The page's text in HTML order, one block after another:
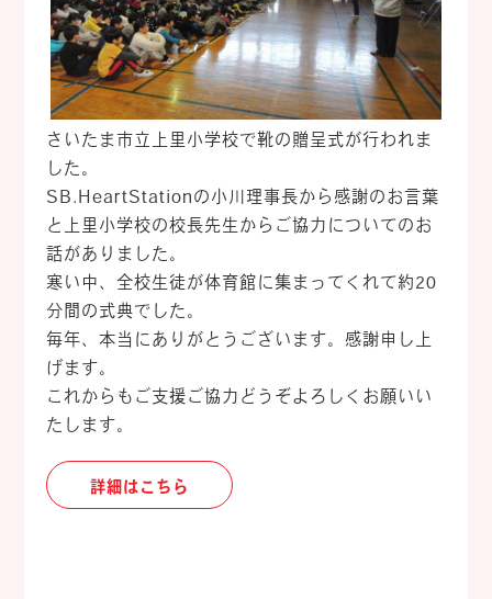
さいたま市立上里小学校で靴の贈呈式が行われま
した。
SB.HeartStationの小川理事長から感謝のお言葉
と上里小学校の校長先生からご協力についてのお
話がありました。
寒い中、全校生徒が体育館に集まってくれて約20
分間の式典でした。
毎年、本当にありがとうございます。感謝申し上
げます。
これからもご支援ご協力どうぞよろしくお願いい
たします。
詳細はこちら